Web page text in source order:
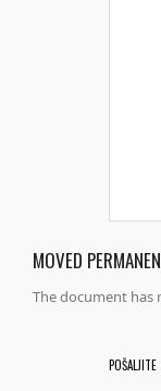
MOVED
The document has